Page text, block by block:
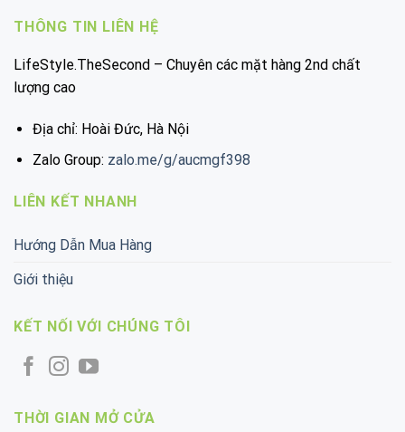
THÔNG TIN LIÊN HỆ
LifeStyle.TheSecond – Chuyên các mặt hàng 2nd chất
lượng cao
Địa chỉ: Hoài Đức, Hà Nội
Zalo Group: zalo.me/g/aucmgf398
LIÊN KẾT NHANH
Hướng Dẫn Mua Hàng
Giới thiệu
KẾT NỐI VỚI CHÚNG TÔI
THỜI GIAN MỞ CỬA